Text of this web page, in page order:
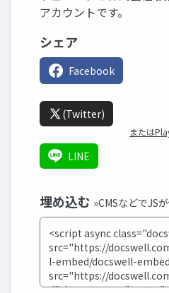
アカウントです。
シェア
Facebook
(Twitter)
または
LINE
埋め込む »CMSなどでJS